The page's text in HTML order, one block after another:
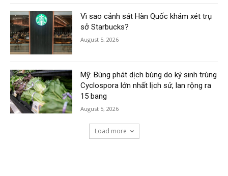
Vì sao cảnh sát Hàn Quốc khám xét trụ
sở Starbucks?
August 5, 2026
Mỹ: Bùng phát dịch bùng do ký sinh trùng
Cyclospora lớn nhất lịch sử, lan rộng ra
15 bang
August 5, 2026
Load more